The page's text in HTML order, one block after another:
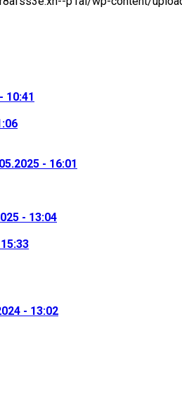
10:41
- 16:01
- 13:04
- 13:02